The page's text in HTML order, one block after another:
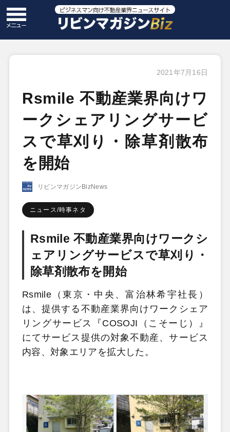
2021年7月16日
Rsmile 不動産業界向けワ
ークシェアリングサービ
スで草刈り・除草剤散布
を開始
リビンマガジンBizNews
ニュース/時事ネタ
Rsmile 不動産業界向けワークシ
ェアリングサービスで草刈り・
除草剤散布を開始
Rsmile（東京・中央、富治林希宇社長）
は、提供する不動産業界向けワークシェア
リングサービス『COSOJI（こそーじ）』
にてサービス提供の対象不動産、サービス
内容、対象エリアを拡大した。